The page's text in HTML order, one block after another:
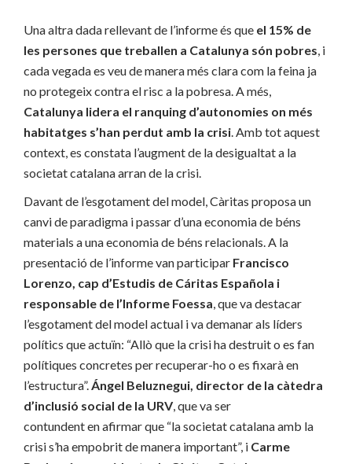
Una altra dada rellevant de l’informe és que el 15% de
les persones que treballen a Catalunya són pobres, i
cada vegada es veu de manera més clara com la feina ja
no protegeix contra el risc a la pobresa. A més,
Catalunya lidera el ranquing d’autonomies on més
habitatges s’han perdut amb la crisi. Amb tot aquest
context, es constata l’augment de la desigualtat a la
societat catalana arran de la crisi.
Davant de l’esgotament del model, Càritas proposa un
canvi de paradigma i passar d’una economia de béns
materials a una economia de béns relacionals. A la
presentació de l’informe van participar Francisco
Lorenzo, cap d’Estudis de Cáritas Española i
responsable de l’Informe Foessa, que va destacar
l’esgotament del model actual i va demanar als líders
polítics que actuïn: “Allò que la crisi ha destruit o es fan
polítiques concretes per recuperar-ho o es fixarà en
l’estructura”.Ángel Beluznegui, director de la càtedra
d’inclusió social de la URV, que va ser
contundent en afirmar que “la societat catalana amb la
crisi s’ha empobrit de manera important”, i Carme